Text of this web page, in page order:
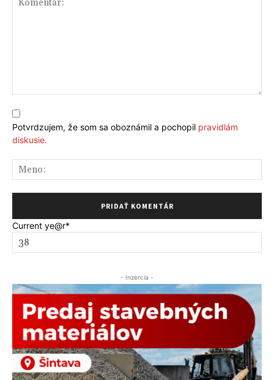
Potvrdzujem, že som sa oboznámil a pochopil pravidlám
diskusie.
Current ye@r*
- Inzercia -